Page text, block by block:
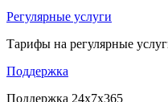
Регулярные услуги
Тарифы на регулярные
Поддержка
Поддержка 24x7x365